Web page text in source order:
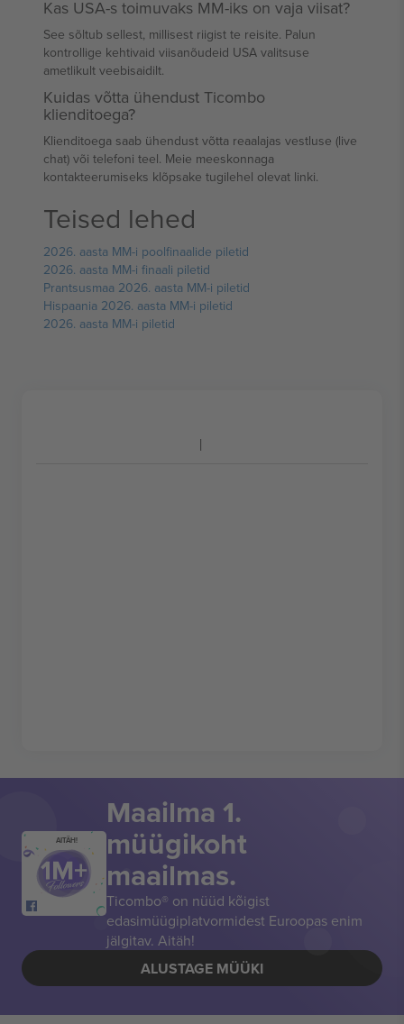
Kas USA-s toimuvaks MM-iks on vaja viisat?
See sõltub sellest, millisest riigist te reisite. Palun
kontrollige kehtivaid viisanõudeid USA valitsuse
ametlikult veebisaidilt.
Kuidas võtta ühendust Ticombo
klienditoega?
Klienditoega saab ühendust võtta reaalajas vestluse (live
chat) või telefoni teel. Meie meeskonnaga
kontakteerumiseks klõpsake tugilehel olevat linki.
Teised lehed
2026. aasta MM-i poolfinaalide piletid
2026. aasta MM-i finaali piletid
Prantsusmaa 2026. aasta MM-i piletid
Hispaania 2026. aasta MM-i piletid
2026. aasta MM-i piletid
AITÄH!
Maailma 1.
müügikoht
maailmas.
Ticombo® on nüüd kõigist
edasimüügiplatvormidest Euroopas enim
jälgitav. Aitäh!
ALUSTAGE MÜÜKI